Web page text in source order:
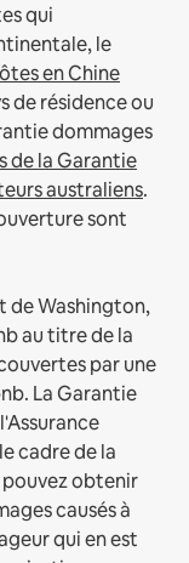
qui
le
en Chine
de résidence ou
dommages
de la Garantie
australiens.
sont
de Washington,
au titre de la
par une
La Garantie
cadre de la
obtenir
causés à
qui en est